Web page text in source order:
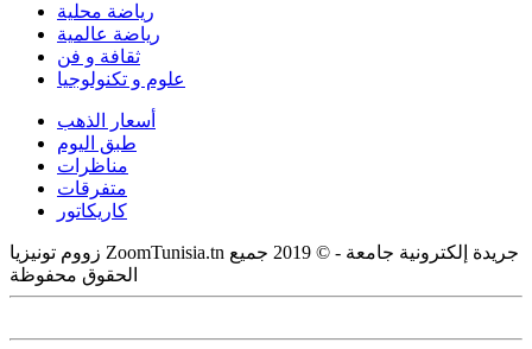
رياضة محلية
رياضة عالمية
ثقافة و فن
علوم و تكنولوجيا
أسعار الذهب
طبق اليوم
مناظرات
متفرقات
كاريكاتور
زووم تونيزيا ZoomTunisia.tn جريدة إلكترونية جامعة - © 2019 جميع
الحقوق محفوظة